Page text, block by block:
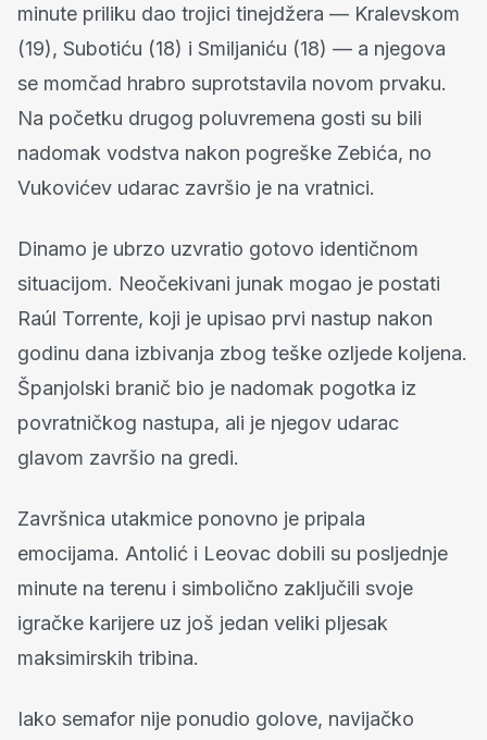
minute priliku dao trojici tinejdžera — Kralevskom
(19), Subotiću (18) i Smiljaniću (18) — a njegova
se momčad hrabro suprotstavila novom prvaku.
Na početku drugog poluvremena gosti su bili
nadomak vodstva nakon pogreške Zebića, no
Vukovićev udarac završio je na vratnici.
Dinamo je ubrzo uzvratio gotovo identičnom
situacijom. Neočekivani junak mogao je postati
Raúl Torrente, koji je upisao prvi nastup nakon
godinu dana izbivanja zbog teške ozljede koljena.
Španjolski branič bio je nadomak pogotka iz
povratničkog nastupa, ali je njegov udarac
glavom završio na gredi.
Završnica utakmice ponovno je pripala
emocijama. Antolić i Leovac dobili su posljednje
minute na terenu i simbolično zaključili svoje
igračke karijere uz još jedan veliki pljesak
maksimirskih tribina.
Iako semafor nije ponudio golove, navijačko